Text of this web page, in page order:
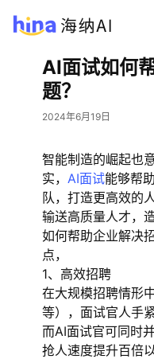
AI面试如何
题？
2024年6月19日
智能制造的崛起也
实， AI面试能够帮
队，打造更高效的
输送高质量人才，
如何帮助企业解决
点，
1、高效招聘
在大规模招聘情形
等），面试官人手
而AI面试官可同时
抢人速度提升百倍